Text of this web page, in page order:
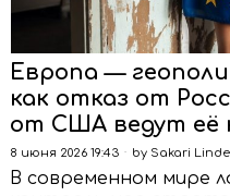
Европа —
как отказ от
от США ведут её
8 июня 2026 19:43 by Sakari
В современном мире